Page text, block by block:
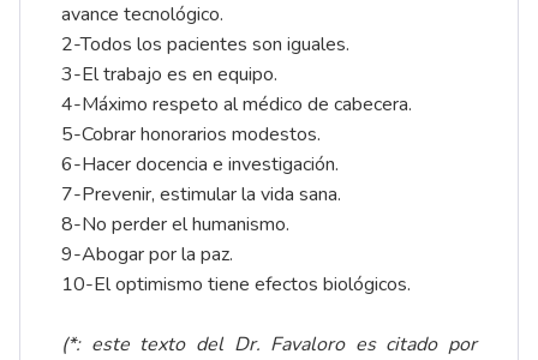
avance tecnológico.
2-Todos los pacientes son iguales.
3-El trabajo es en equipo.
4-Máximo respeto al médico de cabecera.
5-Cobrar honorarios modestos.
6-Hacer docencia e investigación.
7-Prevenir, estimular la vida sana.
8-No perder el humanismo.
9-Abogar por la paz.
10-El optimismo tiene efectos biológicos.
(*: este texto del Dr. Favaloro es citado por